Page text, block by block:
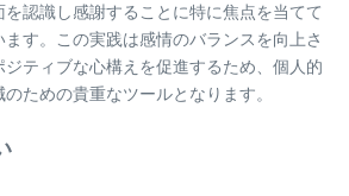
認識し感謝することに特に焦点を当てて
す。この実践は感情のバランスを向上さ
ティブな心構えを促進するため、個人的
ための貴重なツールとなります。